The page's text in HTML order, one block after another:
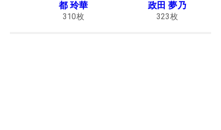
都 玲華
310枚
政田 夢乃
323枚